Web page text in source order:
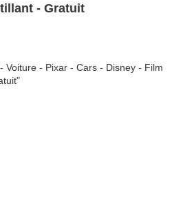
- Gratuit